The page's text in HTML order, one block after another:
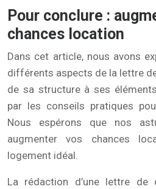
Pour conclure :
chances location
Dans cet article, nous avons
différents aspects de la lettre
de sa structure à ses
par les conseils pratiques
Nous espérons que nos
augmenter vos chances
logement idéal.
La rédaction d’une lettre de